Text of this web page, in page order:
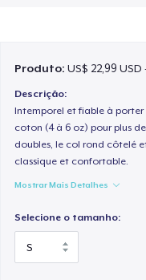
Produto:US$ 22,99
Descrição:
Intemporel et fiable à porter
coton (4 à 6 oz) pour plus
doubles, le col rond côtelé
classique et confortable.
Mostrar Mais Detalhes
Selecione o tamanho: